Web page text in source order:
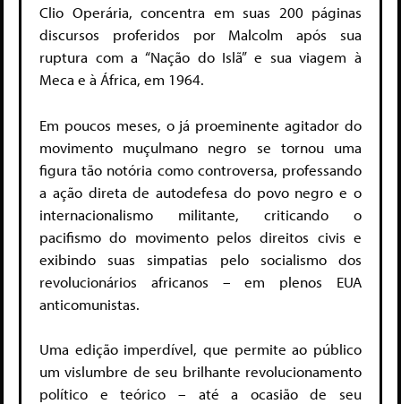
Clio Operária, concentra em suas 200 páginas
discursos proferidos por Malcolm após sua
ruptura com a “Nação do Islã” e sua viagem à
Meca e à África, em 1964.
Em poucos meses, o já proeminente agitador do
movimento muçulmano negro se tornou uma
figura tão notória como controversa, professando
a ação direta de autodefesa do povo negro e o
internacionalismo militante, criticando o
pacifismo do movimento pelos direitos civis e
exibindo suas simpatias pelo socialismo dos
revolucionários africanos – em plenos EUA
anticomunistas.
Uma edição imperdível, que permite ao público
um vislumbre de seu brilhante revolucionamento
político e teórico – até a ocasião de seu